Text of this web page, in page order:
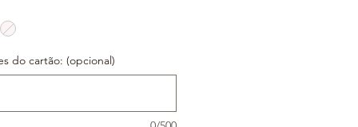
do cartão: (opcional)